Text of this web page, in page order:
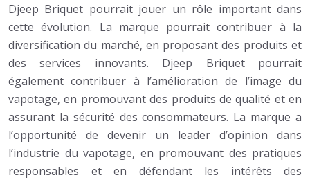
Djeep Briquet pourrait jouer un rôle important dans
cette évolution. La marque pourrait contribuer à la
diversification du marché, en proposant des produits et
des services innovants. Djeep Briquet pourrait
également contribuer à l’amélioration de l’image du
vapotage, en promouvant des produits de qualité et en
assurant la sécurité des consommateurs. La marque a
l’opportunité de devenir un leader d’opinion dans
l’industrie du vapotage, en promouvant des pratiques
responsables et en défendant les intérêts des